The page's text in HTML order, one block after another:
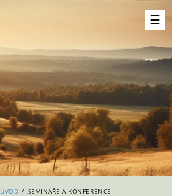
ÚVOD / SEMINÁŘE A KONFERENCE